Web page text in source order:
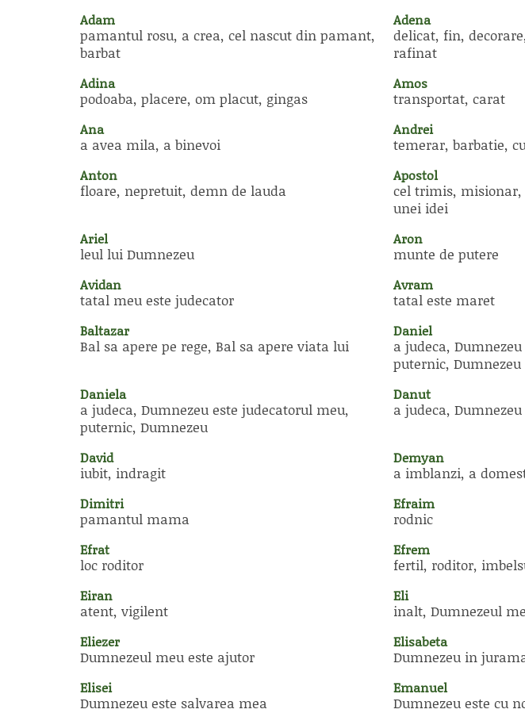
Adam
pamantul rosu, a crea, cel nascut din pamant,
barbat
Adena
delicat, fin,
rafinat
Adina
podoaba, placere, om placut, gingas
Amos
transportat, carat
Ana
a avea mila, a binevoi
Andrei
temerar, barbatie,
Anton
floare, nepretuit, demn de lauda
Apostol
cel trimis,
unei idei
Ariel
leul lui Dumnezeu
Aron
munte de putere
Avidan
tatal meu este judecator
Avram
tatal este maret
Baltazar
Bal sa apere pe rege, Bal sa apere viata lui
Daniel
a judeca,
puternic, Dumnezeu
Daniela
a judeca, Dumnezeu este judecatorul meu,
puternic, Dumnezeu
Danut
a judeca,
David
iubit, indragit
Demyan
a imblanzi, a
Dimitri
pamantul mama
Efraim
rodnic
Efrat
loc roditor
Efrem
fertil, roditor,
Eiran
atent, vigilent
Eli
inalt, Dumnezeul
Eliezer
Dumnezeul meu este ajutor
Elisabeta
Dumnezeu in
Elisei
Dumnezeu este salvarea mea
Emanuel
Dumnezeu este cu